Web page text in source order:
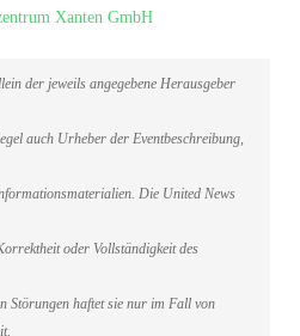
Xanten GmbH
der jeweils angegebene Herausgeber
auch Urheber der Eventbeschreibung,
Die United News
oder Vollständigkeit des
Störungen haftet sie nur im Fall von